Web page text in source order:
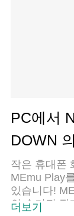
PC에서
DOWN
작은 휴대폰
MEmu Play
있습니다!
의 숨겨진 잠
더보기